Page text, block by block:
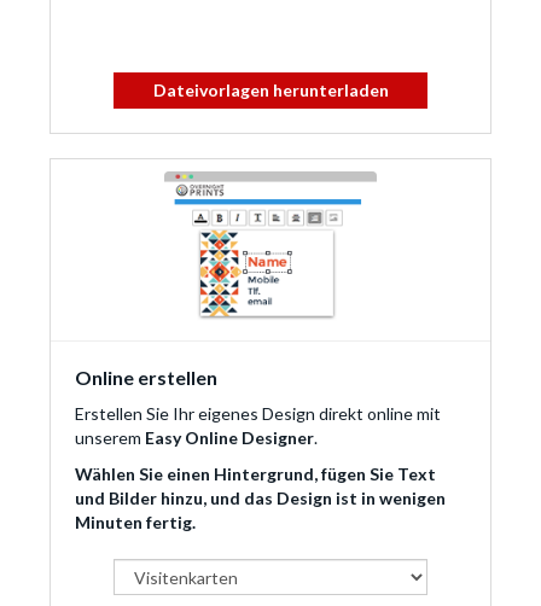
Dateivorlagen herunterladen
Online erstellen
Erstellen Sie Ihr eigenes Design direkt online mit
unserem Easy Online Designer.
Wählen Sie einen Hintergrund, fügen Sie Text
und Bilder hinzu, und das Design ist in wenigen
Minuten fertig.